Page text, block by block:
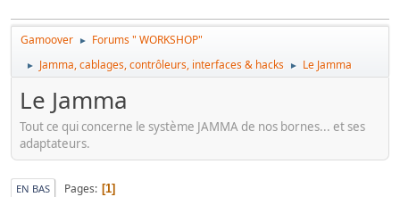
Gamoover ► Forums " WORKSHOP"
► Jamma, cablages, contrôleurs, interfaces & hacks ► Le Jamma
Le Jamma
Tout ce qui concerne le système JAMMA de nos bornes... et ses
adaptateurs.
EN BAS Pages 1